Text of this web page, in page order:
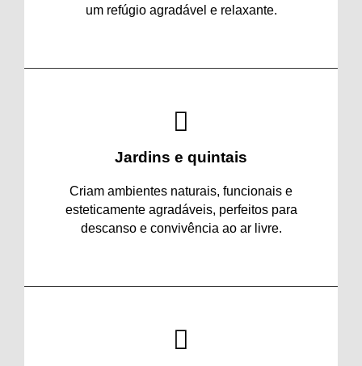
um refúgio agradável e relaxante.
Jardins e quintais
Criam ambientes naturais, funcionais e
esteticamente agradáveis, perfeitos para
descanso e convivência ao ar livre.